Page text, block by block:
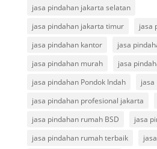
jasa pindahan jakarta selatan
jasa pindahan jakarta timur
jasa
jasa pindahan kantor
jasa
jasa pindahan murah
jasa
jasa pindahan Pondok Indah
jasa
jasa pindahan profesional jakarta
jasa pindahan rumah BSD
jasa
jasa pindahan rumah terbaik